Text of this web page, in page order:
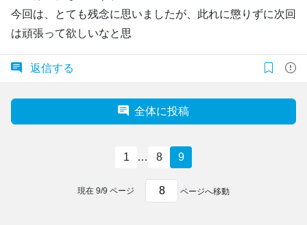
今回は、とても残念に思いましたが、此れに懲りずに次回
は頑張って欲しいなと思
返信する
全体に投稿
1 … 8 9
現在 9/9 ページ ページへ移動